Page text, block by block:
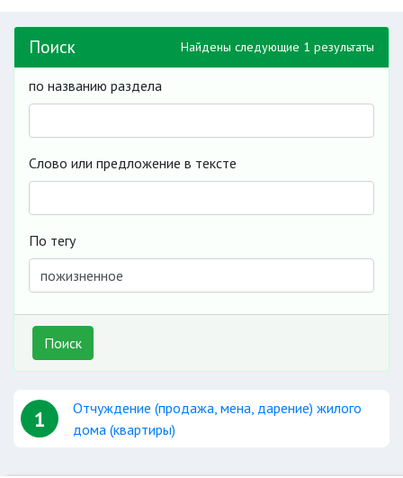
Поиск Найдены следующие 1 результаты
по названию раздела
Слово или предложение в тексте
По тегу
Поиск
1
Отчуждение (продажа, мена, дарение) жилого
дома (квартиры)